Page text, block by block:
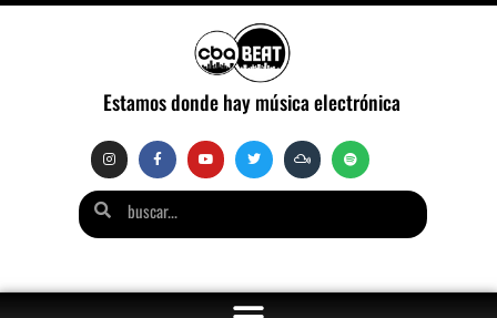
Estamos donde hay música electrónica